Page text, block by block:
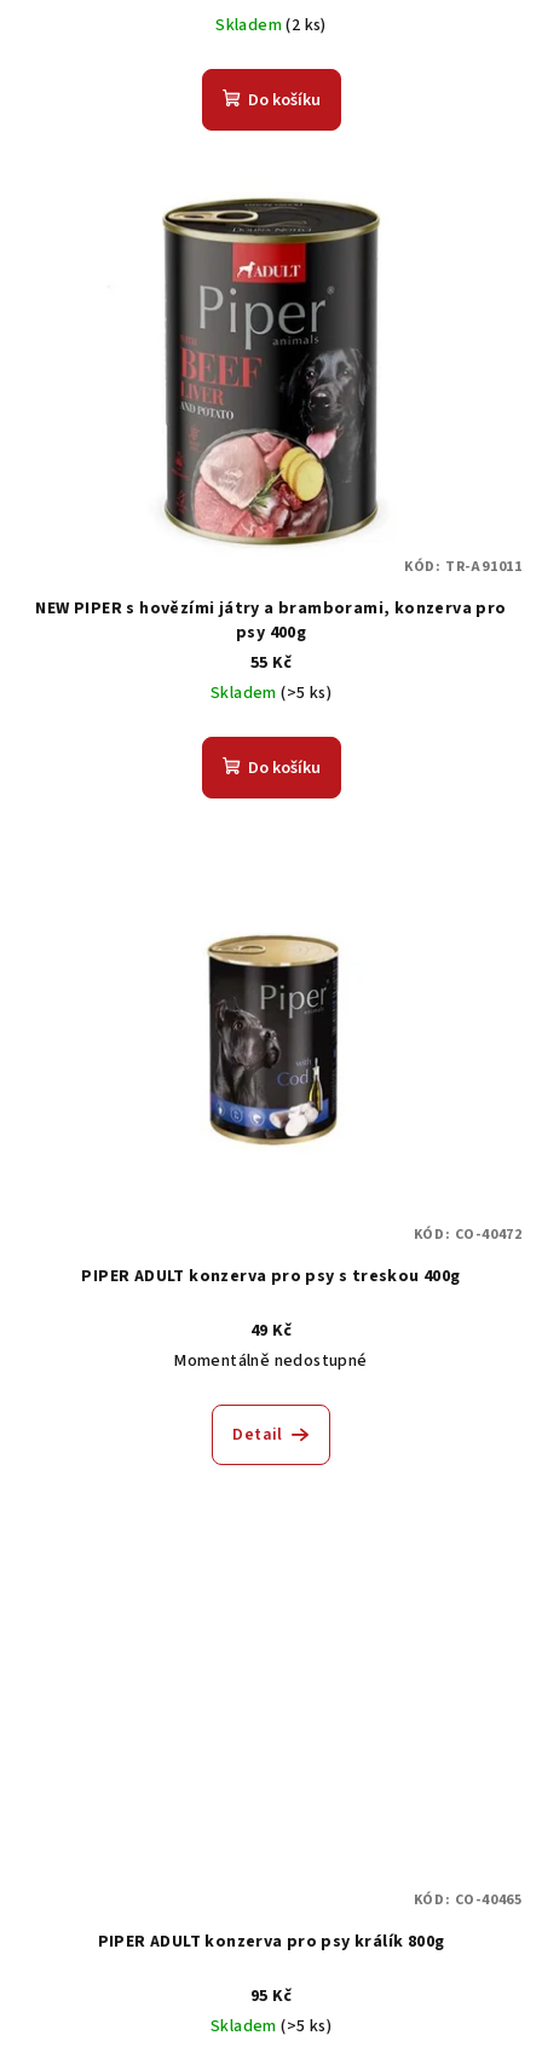
Skladem(2 ks)
Do košíku
NEW PIPER s hovězími játry a bramborami, konzerva pro
psy 400g
55 Kč
Skladem(>5 ks)
Do košíku
KÓD: TR-A91011
PIPER ADULT konzerva pro psy s treskou 400g
49 Kč
Momentálně nedostupné
Detail
KÓD: CO-40472
PIPER ADULT konzerva pro psy králík 800g
95 Kč
Skladem(>5 ks)
KÓD: CO-40465